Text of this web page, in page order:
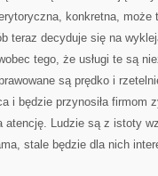
konkretna,
teraz decyduje się na
tego, że usługi te są
są prędko i
i będzie przynosiła firmom
atencję. Ludzie są z istoty
stale będzie dla nich